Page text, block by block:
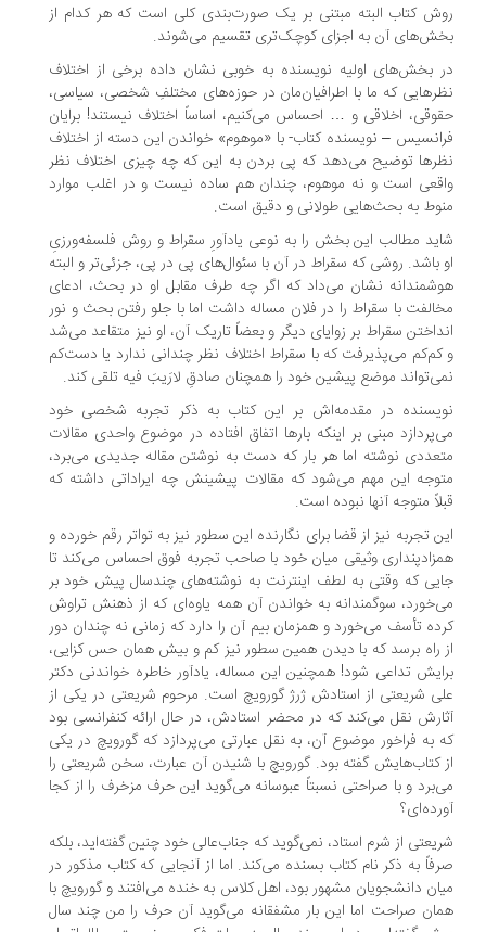
کتاب البته مبتنی بر یک صورت‌بندی کلی است که هر کدام از
آن به اجزای کوچک‌تری تقسیم می‌شوند.
بخش‌های اولیه نویسنده به خوبی نشان داده برخی از اختلاف
که ما با اطرافیان‌مان در حوزه‌های مختلفِ شخصی، سیاسی،
اخلاقی و … احساس می‌کنیم، اساساً اختلاف نیستند! برایان
– نویسنده کتاب- با «موهوم» خواندن این دسته از اختلاف
توضیح می‌دهد که پی بردن به این که چه چیزی اختلاف نظر
است و نه موهوم، چندان هم ساده نیست و در اغلب موارد
به بحث‌هایی طولانی و دقیق است.
مطالب این بخش را به نوعی یادآورِ سقراط و روش فلسفه‌ورزیِ
باشد. روشی که سقراط در آن با سئوال‌های پی در پی، جزئی‌تر و البته
نشان می‌داد که اگر چه طرف مقابل او در بحث، ادعای
با سقراط را در فلان مساله داشت اما با جلو رفتن بحث و نور
سقراط بر زوایای دیگر و بعضاً تاریک آن، او نیز متقاعد می‌شد
می‌پذیرفت که با سقراط اختلاف نظر چندانی ندارد یا دست‌کم
موضع پیشین خود را همچنان صادقِ لارَیبَ فیه تلقی کند.
در مقدمه‌اش بر این کتاب به ذکر تجربه شخصی خود
مبنی بر اینکه بارها اتفاق افتاده در موضوع واحدی مقالات
نوشته اما هر بار که دست به نوشتن مقاله جدیدی می‌برد،
این مهم می‌شود که مقالات پیشینش چه ایراداتی داشته که
متوجه آنها نبوده است.
تجربه نیز از قضا برای نگارنده این سطور نیز به تواتر رقم خورده و
وثیقی میان خود با صاحب تجربه فوق احساس می‌کند تا
که وقتی به لطف اینترنت به نوشته‌های چندسال پیش خود بر
سوگمندانه به خواندن آن همه یاوه‌ای که از ذهنش تراوش
تأسف می‌خورد و همزمان بیم آن را دارد که زمانی نه چندان دور
راه برسد که با دیدن همین سطور نیز کم و بیش همان حس کزایی،
تداعی شود! همچنین این مساله، یادآور خاطره خواندنی دکتر
شریعتی از استادش ژرژ گورویچ است. مرحوم شریعتی در یکی از
نقل می‌کند که در محضر استادش، در حال ارائه کنفرانسی بود
به فراخور موضوع آن، به نقل عبارتی می‌پردازد که گورویچ در یکی
کتاب‌هایش گفته بود. گورویچ با شنیدن آن عبارت، سخن شریعتی را
و با صراحتی نسبتاً عبوسانه می‌گوید این حرف مزخرف را از کجا
از شرم استاد، نمی‌گوید که جناب‌عالی خود چنین گفته‌اید، بلکه
به ذکر نام کتاب بسنده می‌کند. اما از آنجایی که کتاب مذکور در
دانشجویان مشهور بود، اهل کلاس به خنده می‌افتند و گورویچ با
صراحت اما این بار مشفقانه می‌گوید آن حرف را من چند سال